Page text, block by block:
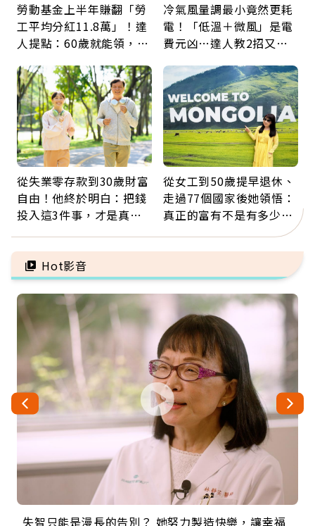
勞動基金上半年賺翻「勞
工平均分紅11.8萬」！達
人提點：60歲就能領，重
冷氣風量調最小竟然更耗
電！「低溫＋微風」是電
費元凶…達人教2招又涼
從失業零存款到30歲財富
自由！他終於明白：把錢
投入這3件事，才是真正
從女工到50歲提早退休、
走過77個國家後她領悟：
真正的富有不是有多少
錢，而是擁有選擇人生的
自由
Hot影音
失智只能是漫長的告別？ 她努力製造快樂，讓幸福
來自剛果的巧克力神父 為台灣奉獻36年 「台灣是我
63歲卸矽谷副總、搬回台灣找快樂！「蛋黃哥小
104歲打破金氏世界紀錄 成為全球最年長羽球選
事業巔峰他選擇追夢…黑手阿伯拉小提琴還登上小